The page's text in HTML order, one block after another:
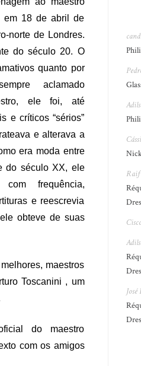
em 18 de abril de
norte de Londres.
do século 20. O
quanto por
aclamado
ele foi, até
e críticos “sérios”
e alterava a
era moda entre
do século XX, ele
com frequência,
e reescrevia
obteve de suas
maestros
Toscanini , um
do maestro
com os amigos
Raif